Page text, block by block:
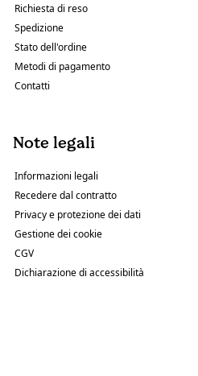
Richiesta di reso
Spedizione
Stato dell'ordine
Metodi di pagamento
Contatti
Note legali
Informazioni legali
Recedere dal contratto
Privacy e protezione dei dati
Gestione dei cookie
CGV
Dichiarazione di accessibilità